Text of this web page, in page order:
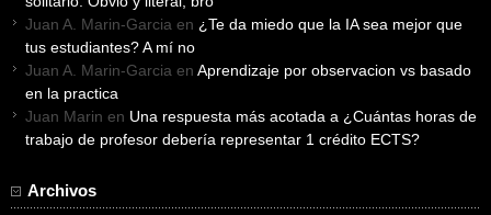
Juan A. Marin-Garcia en ¿Te da miedo que la IA sea mejor que
tus estudiantes? A mí no
Juan A. Marin-Garcia en Aprendizaje por observacion vs basado
en la practica
Juan Marin en Una respuesta más acotada a ¿Cuántas horas de
trabajo de profesor debería representar 1 crédito ECTS?
Archivos